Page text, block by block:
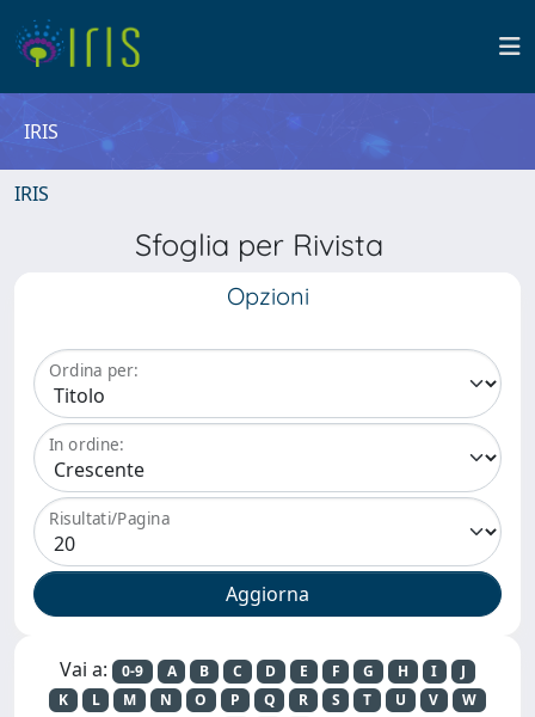
IRIS
IRIS
Sfoglia per Rivista
Opzioni
Ordina per:
In ordine:
Risultati/Pagina
Vai a: 0-9 A B C D E F G H I
J
K
L M N O P Q R S T U V
W